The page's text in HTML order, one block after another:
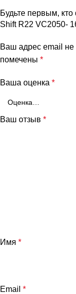
Будьте первым, кто
Shift R22 VC2050-
Ваш адрес email не
помечены *
Ваша оценка *
Ваш отзыв *
Имя *
Email *